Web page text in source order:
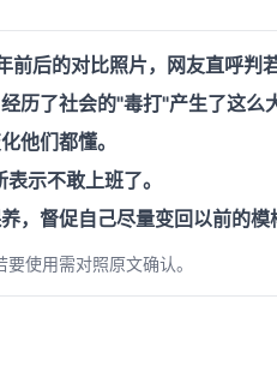
后的对比照片，网友直呼判若
历了社会的"毒打"产生了这么
他们都懂。
示不敢上班了。
，督促自己尽量变回以前的模
使用需对照原文确认。